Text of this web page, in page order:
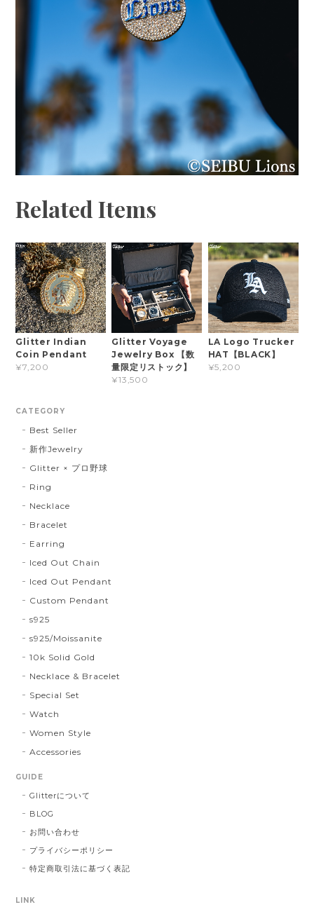
Related Items
Glitter Indian
Coin Pendant
¥7,200
Glitter Voyage
Jewelry Box 【数
量限定リストック】
¥13,500
LA Logo Trucker
HAT【BLACK】
¥5,200
CATEGORY
Best Seller
新作Jewelry
Glitter × プロ野球
Ring
Necklace
Bracelet
Earring
Iced Out Chain
Iced Out Pendant
Custom Pendant
s925
s925/Moissanite
10k Solid Gold
Necklace & Bracelet
Special Set
Watch
Women Style
Accessories
GUIDE
Glitterについて
BLOG
お問い合わせ
プライバシーポリシー
特定商取引法に基づく表記
LINK